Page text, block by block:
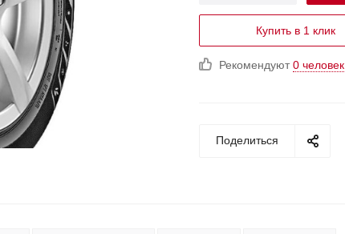
Купить в 1 клик
Рекомендуют0 человек
Поделиться